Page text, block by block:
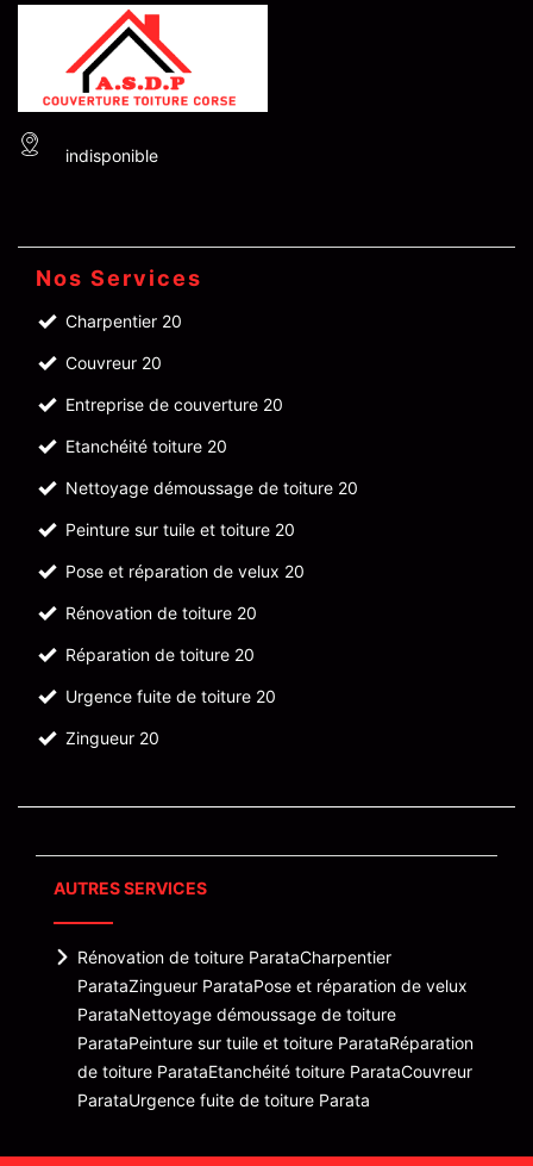
indisponible
Nos Services
Charpentier 20
Couvreur 20
Entreprise de couverture 20
Etanchéité toiture 20
Nettoyage démoussage de toiture 20
Peinture sur tuile et toiture 20
Pose et réparation de velux 20
Rénovation de toiture 20
Réparation de toiture 20
Urgence fuite de toiture 20
Zingueur 20
AUTRES SERVICES
Rénovation de toiture ParataCharpentier
ParataZingueur ParataPose et réparation de velux
ParataNettoyage démoussage de toiture
ParataPeinture sur tuile et toiture ParataRéparation
de toiture ParataEtanchéité toiture ParataCouvreur
ParataUrgence fuite de toiture Parata